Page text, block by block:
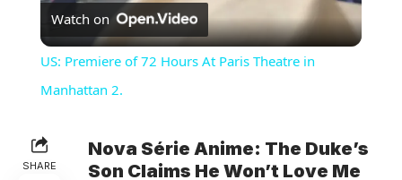
Video
Watch on
US: Premiere of 72 Hours At Paris Theatre in
Manhattan 2.
SHARE
Nova Série Anime: The Duke’s
Son Claims He Won’t Love Me